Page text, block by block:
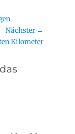
Nächster →
Kilometer